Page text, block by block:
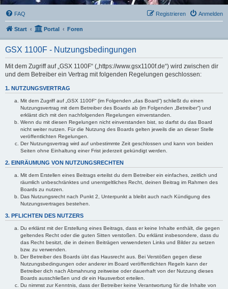
FAQ Anmelden
Registrieren
Start Portal Foren
GSX 1100F - Nutzungsbedingungen
Mit dem Zugriff auf „GSX 1100F“ („https://www.gsx1100f.de“) wird zwischen dir
und dem Betreiber ein Vertrag mit folgenden Regelungen geschlossen:
1. NUTZUNGSVERTRAG
Mit dem Zugriff auf „GSX 1100F“ (im Folgenden „das Board“) schließt du einen
Nutzungsvertrag mit dem Betreiber des Boards ab (im Folgenden „Betreiber“) und
erklärst dich mit den nachfolgenden Regelungen einverstanden.
Wenn du mit diesen Regelungen nicht einverstanden bist, so darfst du das Board
nicht weiter nutzen. Für die Nutzung des Boards gelten jeweils die an dieser Stelle
veröffentlichten Regelungen.
Der Nutzungsvertrag wird auf unbestimmte Zeit geschlossen und kann von beiden
Seiten ohne Einhaltung einer Frist jederzeit gekündigt werden.
2. EINRÄUMUNG VON NUTZUNGSRECHTEN
Mit dem Erstellen eines Beitrags erteilst du dem Betreiber ein einfaches, zeitlich und
räumlich unbeschränktes und unentgeltliches Recht, deinen Beitrag im Rahmen des
Boards zu nutzen.
Das Nutzungsrecht nach Punkt 2, Unterpunkt a bleibt auch nach Kündigung des
Nutzungsvertrages bestehen.
3. PFLICHTEN DES NUTZERS
Du erklärst mit der Erstellung eines Beitrags, dass er keine Inhalte enthält, die gegen
geltendes Recht oder die guten Sitten verstoßen. Du erklärst insbesondere, dass du
das Recht besitzt, die in deinen Beiträgen verwendeten Links und Bilder zu setzen
bzw. zu verwenden.
Der Betreiber des Boards übt das Hausrecht aus. Bei Verstößen gegen diese
Nutzungsbedingungen oder anderer im Board veröffentlichten Regeln kann der
Betreiber dich nach Abmahnung zeitweise oder dauerhaft von der Nutzung dieses
Boards ausschließen und dir ein Hausverbot erteilen.
Du nimmst zur Kenntnis, dass der Betreiber keine Verantwortung für die Inhalte von